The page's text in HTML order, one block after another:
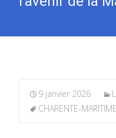
9 janvier 2026
CHARENTE-MARITIME